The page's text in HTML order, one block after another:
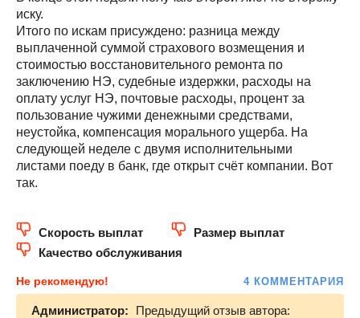
иску.
Итого по искам присуждено: разница между
выплаченной суммой страхового возмещения и
стоимостью восстановительного ремонта по
заключению НЭ, судебные издержки, расходы на
оплату услуг НЭ, почтовые расходы, процент за
пользование чужими денежными средствами,
неустойка, компенсация морального ущерба. На
следующей неделе с двумя исполнительными
листами поеду в банк, где открыт счёт компании. Вот
так.
Скорость выплат
Размер выплат
Качество обслуживания
Не рекомендую! 4 КОММЕНТАРИЯ
Администратор:
Предыдущий отзыв автора: